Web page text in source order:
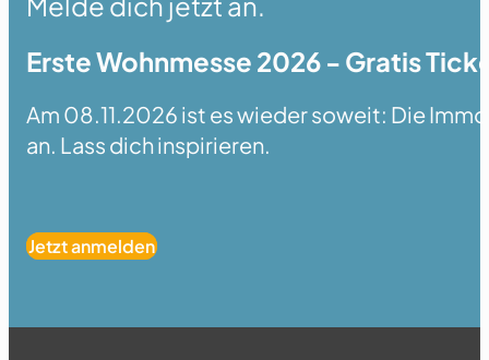
Erste Wohnmesse 2026 - Gratis
Am 08.11.2026 ist es wieder soweit: Die
an. Lass dich inspirieren.
Jetzt anmelden